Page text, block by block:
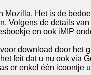
Mozilla. Het is de
Volgens de details
en ook iMIP
download door het
feit dat u nu ook via
er enkel één icoontje